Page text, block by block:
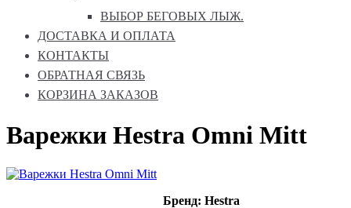
ВЫБОР БЕГОВЫХ ЛЫЖ.
ДОСТАВКА И ОПЛАТА
КОНТАКТЫ
ОБРАТНАЯ СВЯЗЬ
КОРЗИНА ЗАКАЗОВ
Варежки Hestra Omni Mitt
Бренд: Hestra